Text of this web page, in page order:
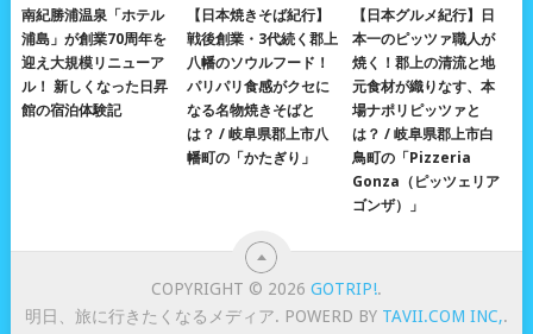
南紀勝浦温泉「ホテル
浦島」が創業70周年を
迎え大規模リニューア
ル！ 新しくなった日昇
館の宿泊体験記
【日本焼きそば紀行】
戦後創業・3代続く郡上
八幡のソウルフード！
パリパリ食感がクセに
なる名物焼きそばと
は？ / 岐阜県郡上市八
幡町の「かたぎり」
【日本グルメ紀行】日
本一のピッツァ職人が
焼く！郡上の清流と地
元食材が織りなす、本
場ナポリピッツァと
は？ / 岐阜県郡上市白
鳥町の「Pizzeria
Gonza（ピッツェリア
ゴンザ）」
COPYRIGHT © 2026GOTRIP!.
明日、旅に行きたくなるメディア. POWERD BY TAVII.COM INC,.